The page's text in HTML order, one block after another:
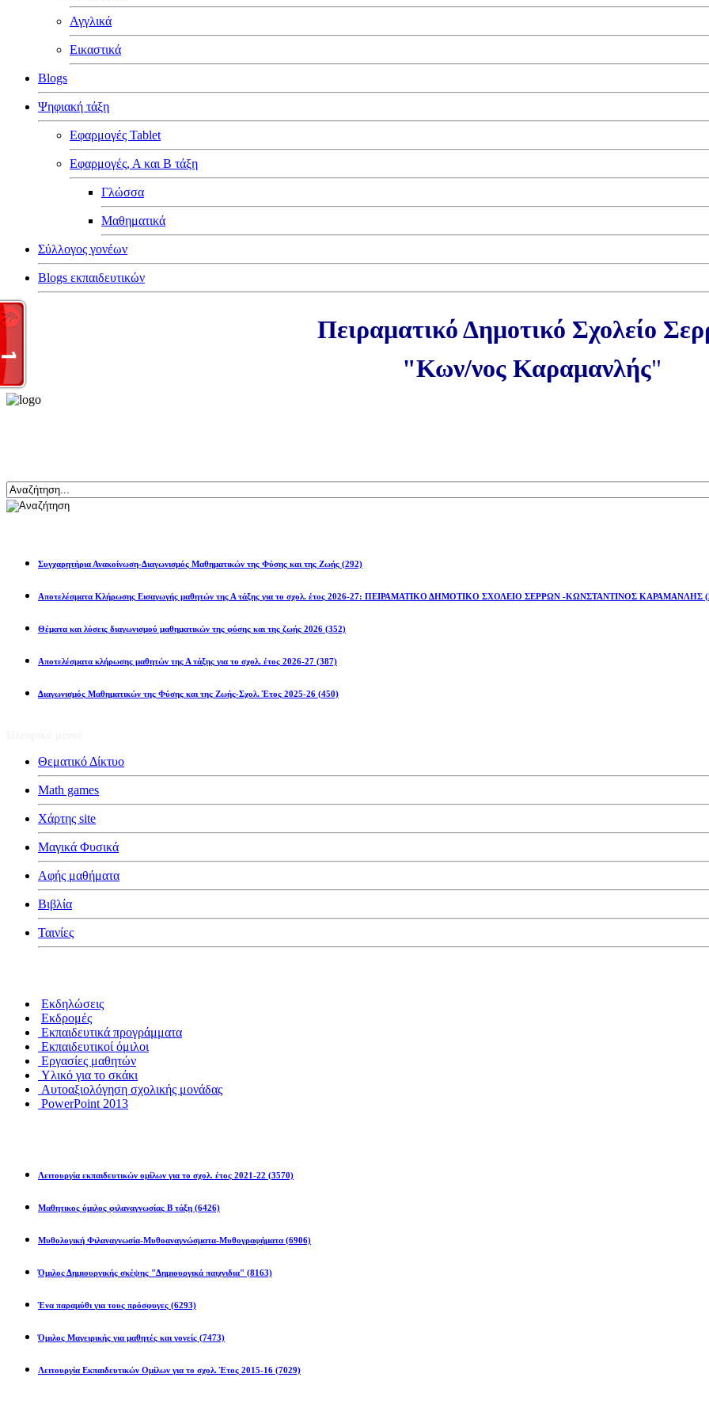
Αγγλικά
Εικαστικά
Blogs
Ψηφιακή τάξη
Εφαρμογές Tablet
Εφαρμογές, Α και Β τάξη
Γλώσσα
Μαθηματικά
Σύλλογος γονέων
Blogs εκπαιδευτικών
Πειραματικό Δημοτικό Σχολείο
"Κων/νος Καραμανλής"
Συγχαρητήρια Ανακοίνωση-Διαγωνισμός Μαθηματικών της Φύσης και της Ζωής (292)
Αποτελέσματα Κλήρωσης Εισαγωγής μαθητών της Α τάξης για το σχολ. έτος 2026-27: ΠΕΙΡΑΜΑΤΙΚΟ ΔΗΜΟΤΙΚΟ ΣΧΟΛΕΙΟ ΣΕΡΡΩΝ -ΚΩΝΣΤΑΝΤΙΝΟΣ ΚΑΡΑΜΑΝΛΗΣ
Θέματα και λύσεις διαγωνισμού μαθηματικών της φύσης και της ζωής 2026 (352)
Αποτελέσματα κλήρωσης μαθητών της Α τάξης για το σχολ. έτος 2026-27 (387)
Διαγωνισμός Μαθηματικών της Φύσης και της Ζωής-Σχολ. Έτος 2025-26 (450)
Θεματικό Δίκτυο
Math games
Χάρτης site
Μαγικά Φυσικά
Αφής μαθήματα
Βιβλία
Ταινίες
Εκδηλώσεις
Εκδρομές
Εκπαιδευτικά προγράμματα
Εκπαιδευτικοί όμιλοι
Εργασίες μαθητών
Υλικό για το σκάκι
Αυτοαξιολόγηση σχολικής μονάδας
PowerPoint 2013
Λειτουργία εκπαιδευτικών ομίλων για το σχολ. έτος 2021-22 (3570)
Μαθητικος όμιλος φιλαναγνωσίας Β τάξη (6426)
Μυθολογική Φιλαναγνωσία-Μυθοαναγνώσματα-Μυθογραφήματα (6906)
Όμιλος Δημιουργικής σκέψης "Δημιουργικά παιχνιδια" (8163)
Ένα παραμύθι για τους πρόσφυγες (6293)
Όμιλος Μαγειρικής για μαθητές και γονείς (7473)
Λειτουργία Εκπαιδευτικών Ομίλων για το σχολ. Έτος 2015-16 (7029)